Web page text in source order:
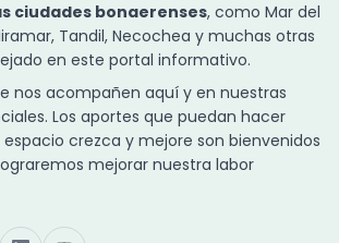
ciudades bonaerenses, como Mar del
Tandil, Necochea y muchas otras
en este portal informativo.
nos acompañen aquí y en nuestras
Los aportes que puedan hacer
crezca y mejore son bienvenidos
mejorar nuestra labor